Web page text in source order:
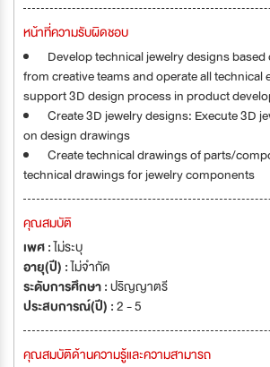
หน้าที่ความรับผิดชอบ
Develop technical jewelry designs
from creative teams and operate all technical
support 3D design process in product
Create 3D jewelry designs: Execute 3D
on design drawings
Create technical drawings of parts/
technical drawings for jewelry components
คุณสมบัติ
เพศ :ไม่ระบุ
อายุ(ปี) :ไม่จำกัด
ระดับการศึกษา :ปริญญาตรี
ประสบการณ์(ปี) :2 - 5
คุณสมบัติด้านความรู้และความสามารถ